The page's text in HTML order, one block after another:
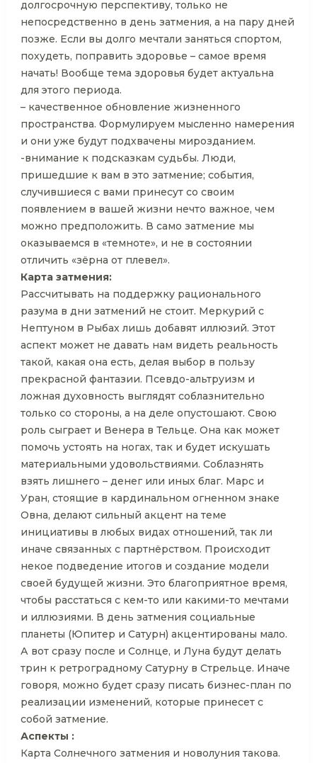
долгосрочную перспективу, только не
непосредственно в день затмения, а на пару дней
позже. Если вы долго мечтали заняться спортом,
похудеть, поправить здоровье – самое время
начать! Вообще тема здоровья будет актуальна
для этого периода.
– качественное обновление жизненного
пространства. Формулируем мысленно намерения
и они уже будут подхвачены мирозданием.
-внимание к подсказкам судьбы. Люди,
пришедшие к вам в это затмение; события,
случившиеся с вами принесут со своим
появлением в вашей жизни нечто важное, чем
можно предположить. В само затмение мы
оказываемся в «темноте», и не в состоянии
отличить «зёрна от плевел».
Карта затмения:
Рассчитывать на поддержку рационального
разума в дни затмений не стоит. Меркурий с
Нептуном в Рыбах лишь добавят иллюзий. Этот
аспект может не давать нам видеть реальность
такой, какая она есть, делая выбор в пользу
прекрасной фантазии. Псевдо-альтруизм и
ложная духовность выглядят соблазнительно
только со стороны, а на деле опустошают. Свою
роль сыграет и Венера в Тельце. Она как может
помочь устоять на ногах, так и будет искушать
материальными удовольствиями. Соблазнять
взять лишнего – денег или иных благ. Марс и
Уран, стоящие в кардинальном огненном знаке
Овна, делают сильный акцент на теме
инициативы в любых видах отношений, так ли
иначе связанных с партнёрством. Происходит
некое подведение итогов и создание модели
своей будущей жизни. Это благоприятное время,
чтобы расстаться с кем-то или какими-то мечтами
и иллюзиями. В день затмения социальные
планеты (Юпитер и Сатурн) акцентированы мало.
А вот сразу после и Солнце, и Луна будут делать
трин к ретроградному Сатурну в Стрельце. Иначе
говоря, можно будет сразу писать бизнес-план по
реализации изменений, которые принесет с
собой затмение.
Аспекты :
Карта Солнечного затмения и новолуния такова.